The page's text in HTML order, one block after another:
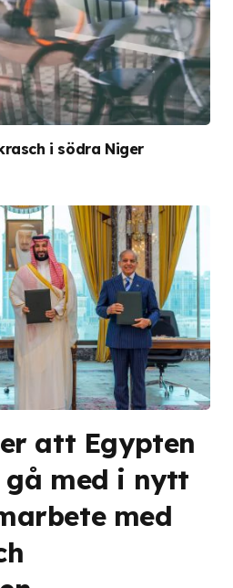
i södra Niger
att Egypten
med i nytt
med